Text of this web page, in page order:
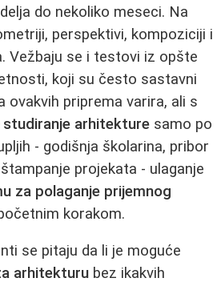
do nekoliko meseci. Na
perspektivi, kompoziciji i
Vežbaju se i testovi iz opšte
koji su često sastavni
ovakvih priprema varira, ali s
studiranje arhitekture samo po
- godišnja školarina, pribor
projekata - ulaganje
za polaganje prijemnog
korakom.
se pitaju da li je moguće
arhitekturu bez ikakvih